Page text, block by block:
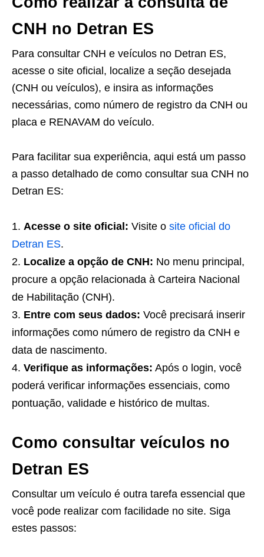
CNH no Detran ES
Para consultar CNH e veículos no Detran ES,
acesse o site oficial, localize a seção desejada
(CNH ou veículos), e insira as informações
necessárias, como número de registro da CNH ou
placa e RENAVAM do veículo.
Para facilitar sua experiência, aqui está um passo
a passo detalhado de como consultar sua CNH no
Detran ES:
Acesse o site oficial: Visite o site oficial do
Detran ES.
Localize a opção de CNH: No menu principal,
procure a opção relacionada à Carteira Nacional
de Habilitação (CNH).
Entre com seus dados: Você precisará inserir
informações como número de registro da CNH e
data de nascimento.
Verifique as informações: Após o login, você
poderá verificar informações essenciais, como
pontuação, validade e histórico de multas.
Como consultar veículos no
Detran ES
Consultar um veículo é outra tarefa essencial que
você pode realizar com facilidade no site. Siga
estes passos: